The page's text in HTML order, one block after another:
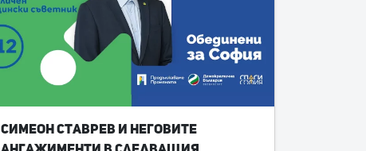
Симеон Ставрев и неговите